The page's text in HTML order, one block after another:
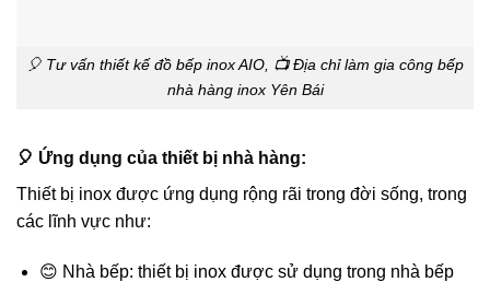
🎈 Tư vấn thiết kế đồ bếp inox AIO, 📺 Địa chỉ làm gia công bếp
nhà hàng inox Yên Bái
🎈 Ứng dụng của thiết bị nhà hàng:
Thiết bị inox được ứng dụng rộng rãi trong đời sống, trong
các lĩnh vực như:
😊 Nhà bếp: thiết bị inox được sử dụng trong nhà bếp